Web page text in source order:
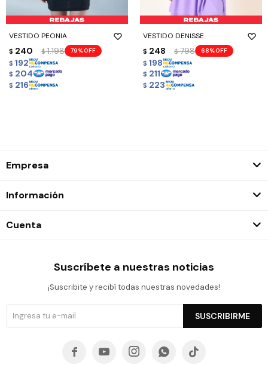
VESTIDO PEONIA
$ 240 $ 1.198 79
$ 192
$ 204
$ 216
VESTIDO DENISSE
$ 248 $ 798 68
$ 198
$ 211
$ 223
Empresa
Información
Cuenta
Suscríbete a nuestras noticias
¡Suscribite y recibí todas nuestras novedades!
SUSCRIBIRME
    